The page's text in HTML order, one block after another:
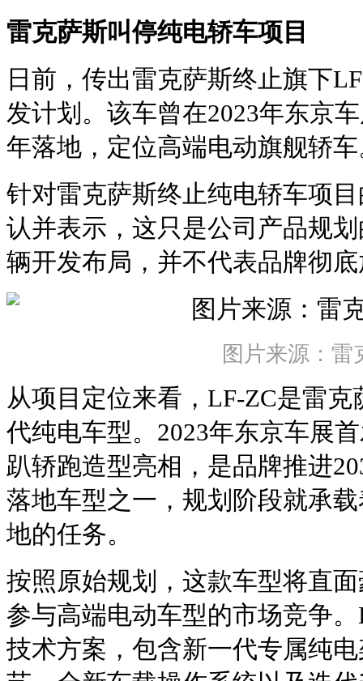
雷克萨斯叫停纯电轿车项目
日前，传出雷克萨斯终止旗下
发计划。该车曾在2023年东京
年落地，定位高端电动旗舰轿
针对雷克萨斯终止纯电轿车项
认并表示，这只是公司产品规
辆开发布局，并不代表品牌彻
图片来源：雷
从项目定位来看，LF-ZC是雷
代纯电车型。2023年东京车展
趴轿跑造型亮相，是品牌推进
落地车型之一，规划阶段就承
地的任务。
按照原始规划，这款车型将直
参与高端电动车型的市场竞争
技术方案，包含新一代专属纯